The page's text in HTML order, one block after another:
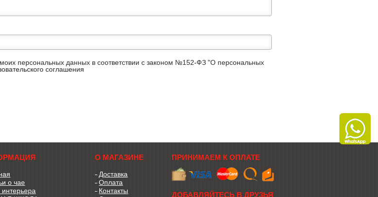
персональных данных в соответствии с законом №152-ФЗ "О персональных
соглашения
о чае
О МАГАЗИНЕ
Доставка
Оплата
Контакты
ПРИНИМАЕМ К ОПЛАТЕ
ДОБАВЛЯЙТЕСЬ В ДРУЗЬЯ